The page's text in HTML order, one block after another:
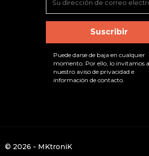
Puede darse de baja en cualquier
momento. Por ello, lo invitamos
nuestro aviso de privacidad e
información de contacto.
© 2026 - MKtroniK